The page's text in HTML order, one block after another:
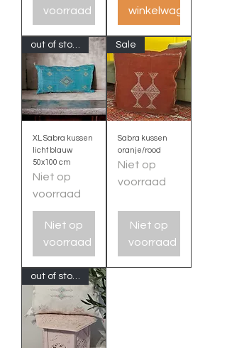
voorraad
winkelwagen
XL Sabra kussen
licht blauw
50x100 cm
Niet op
voorraad
Niet op
voorraad
Sale
Sabra kussen
oranje/rood
Niet op
voorraad
Niet op
voorraad